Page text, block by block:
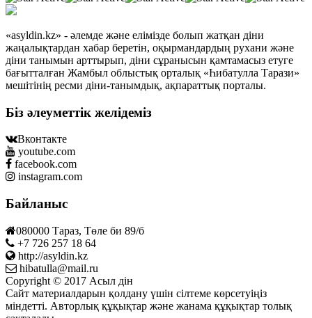
«asyldin.kz» - әлемде және елімізде болып жатқан діни
жаңалықтардан хабар беретін, оқырмандардың рухани және
діни танымын арттырып, діни сұранысын қамтамасыз етуге
бағытталған Жамбыл облыстық орталық «Һибатулла Тарази»
мешітінің ресми діни-танымдық, ақпараттық порталы.
Біз әлеуметтік желідеміз
Вконтакте
youtube.com
facebook.com
instagram.com
Байланыс
080000 Тараз, Төле би 89/б
+7 726 257 18 64
http://asyldin.kz
hibatulla@mail.ru
Copyright © 2017 Асыл дін
Сайт материалдарын қолдану үшін сілтеме көрсетуіңіз
міндетті. Авторлық құқықтар және жанама құқықтар толық